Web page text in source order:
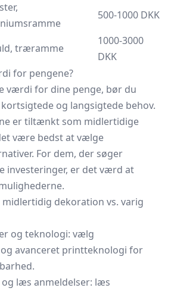
500-1000 DKK
træramme
1000-3000
DKK
for pengene?
værdi for dine penge, bør du
og langsigtede behov.
er tiltænkt som midlertidige
være bedst at vælge
For dem, der søger
investeringer, er det værd at
dekoration vs. varig
og teknologi: vælg
avanceret printteknologi for
læs anmeldelser: læs